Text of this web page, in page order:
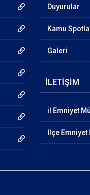
Duyurular
Kamu
Galeri
İLETİŞİM
il Emniyet
İlçe